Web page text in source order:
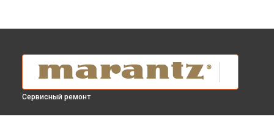
Сервисный ремонт